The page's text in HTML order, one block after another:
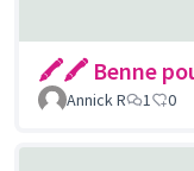
🖍🖍 Benne
Annick R 1 0